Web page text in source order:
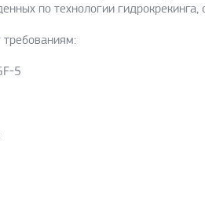
по технологии
требованиям:
5